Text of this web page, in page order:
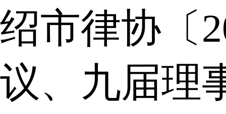
绍市律协〔
议、九届理